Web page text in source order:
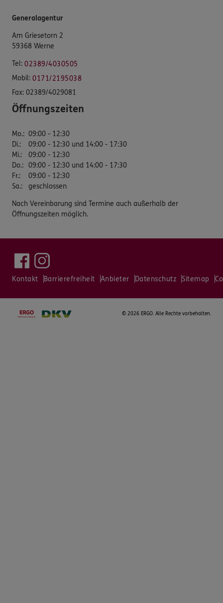
Generalagentur
Am Griesetorn 2
59368 Werne
Tel: 02389/4030505
Mobil: 0171/2195038
Fax: 02389/4029081
Öffnungszeiten
Mo.: 09:00 - 12:30
Di.:
09:00 - 12:30 und 14:00 - 17:30
Mi.:
09:00 - 12:30
Do.: 09:00 - 12:30 und 14:00 - 17:30
Fr.:
09:00 - 12:30
Sa.: geschlossen
Nach Vereinbarung sind Termine auch außerhalb der
Öffnungszeiten möglich.
Kontakt Barrierefreiheit Anbieter Datenschutz Sitemap
© 2026 ERGO. Alle Rechte vorbehalten.